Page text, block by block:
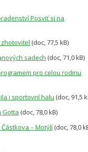
Posviť si na
(doc, 77,5 kB)
sadech (doc, 71,0 kB)
pro celou rodinu
i sportovní halu (doc, 91,5
Gotta (doc, 78,0 kB)
– Motýlí (doc, 78,0